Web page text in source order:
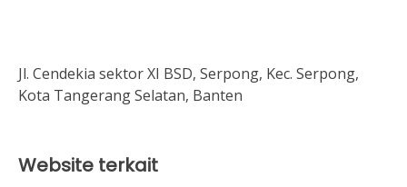
Jl. Cendekia sektor XI BSD, Serpong, Kec. Serpong,
Kota Tangerang Selatan, Banten
Website terkait